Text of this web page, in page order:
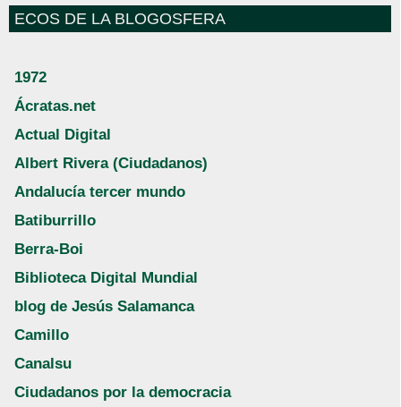
ECOS DE LA BLOGOSFERA
1972
Ácratas.net
Actual Digital
Albert Rivera (Ciudadanos)
Andalucía tercer mundo
Batiburrillo
Berra-Boi
Biblioteca Digital Mundial
blog de Jesús Salamanca
Camillo
Canalsu
Ciudadanos por la democracia